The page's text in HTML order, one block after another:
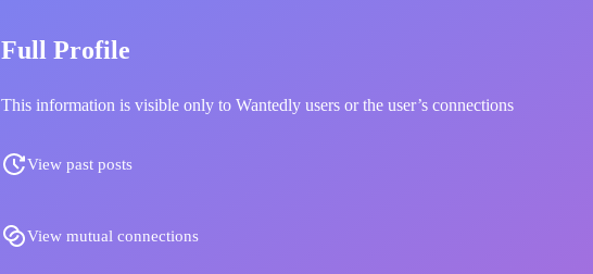
Full Profile
This information is visible only to Wantedly users or the user’s connections
View past posts
View mutual connections